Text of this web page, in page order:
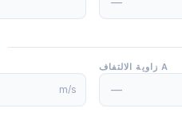
m/s
زاوية الالتفاف Α